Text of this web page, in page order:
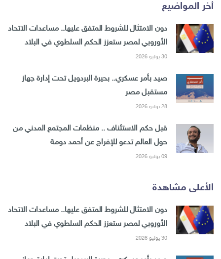
أخر المواضيع
دون الامتثال للشروط المتفق عليها.. مساعدات الاتحاد
الأوروبي لمصر ستعزز الحكم السلطوي في البلاد
30 يوليو 2026
صيد بأمر عسكري.. بحيرة البردويل تحت إدارة جهاز
مستقبل مصر
28 يوليو 2026
قبل حكم الاستئناف .. منظمات المجتمع المدني من
حول العالم تدعو للإفراج عن أحمد دومة
09 يوليو 2026
الأعلى مشاهدة
دون الامتثال للشروط المتفق عليها.. مساعدات الاتحاد
الأوروبي لمصر ستعزز الحكم السلطوي في البلاد
30 يوليو 2026